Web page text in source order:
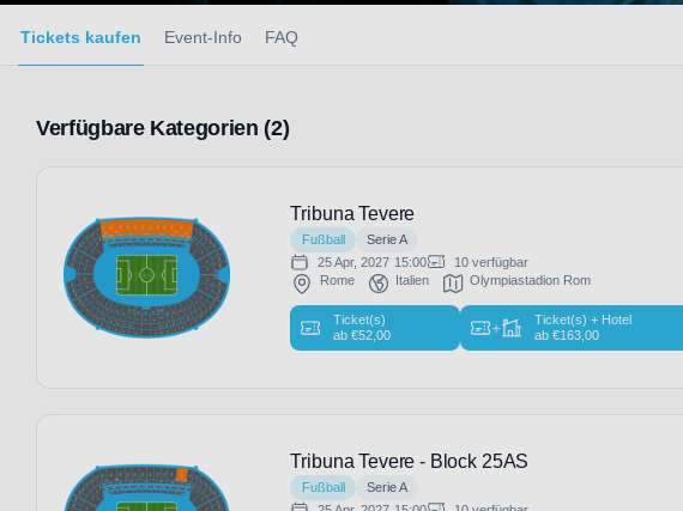
Tickets kaufen Event-Info FAQ
Verfügbare Kategorien (2)
Tribuna Tevere
Fußball
Serie A
25 Apr, 2027 15:00
10 verfügbar
Rome
Italien Olympiastadion Rom
Ticket(s)
ab€52,00 +
Ticket(s) + Hotel
ab€163,00
Tribuna Tevere - Block 25AS
Fußball
Serie A